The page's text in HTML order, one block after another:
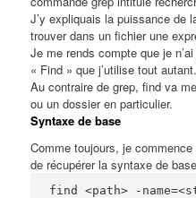
J’y expliquais la puissance de
trouver dans un fichier une
Je me rends compte que je
« Find » que j’utilise tout autant.
Au contraire de grep, find va
ou un dossier en particulier.
Syntaxe de base
Comme toujours, je
de récupérer la syntaxe de base
find <path> -